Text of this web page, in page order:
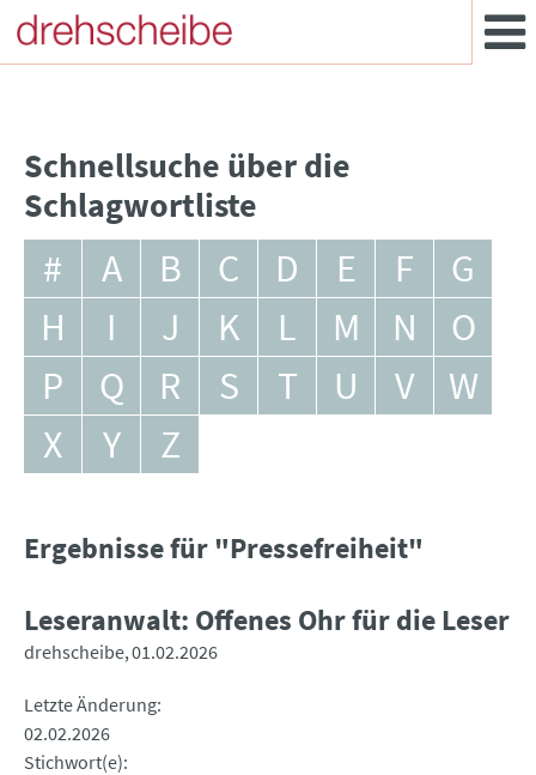
Schnellsuche über die
Schlagwortliste
# A B C D E F
G
H
I J K L M N
O
P
Q R S T U V
W
X
Y Z
Ergebnisse für "Pressefreiheit"
Leseranwalt: Offenes Ohr für die Leser
drehscheibe 01.02.2026
Letzte Änderung
02.02.2026
Stichwort(e)